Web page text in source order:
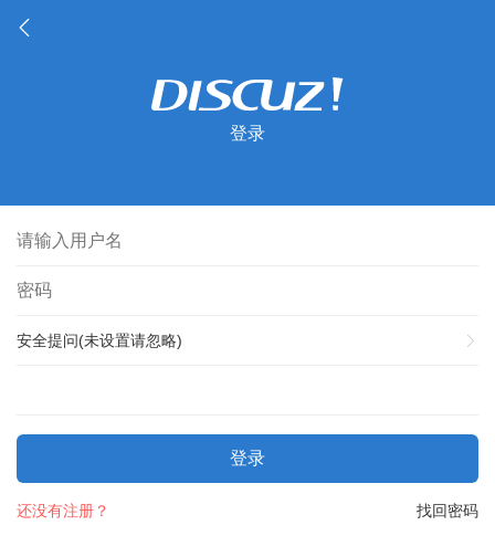
登录
安全提问(未设置请忽略)
登录
找回密码
还没有注册？